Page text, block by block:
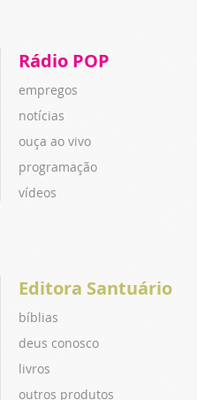
Rádio POP
empregos
notícias
ouça ao vivo
programação
vídeos
Editora Santuário
bíblias
deus conosco
livros
outros produtos